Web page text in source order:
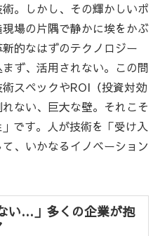
。しかし、その輝かしいポ
場の片隅で静かに埃をかぶ
的なはずのテクノロジー
ず、活用されない。この問
スペックやROI（投資対効
ない、巨大な壁。それこそ
です。人が技術を「受け入
、いかなるイノベーション
い…」多くの企業が抱